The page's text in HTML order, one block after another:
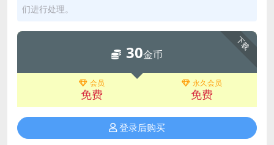
们进行处理。
下载
30金币
会员
免费
永久会员
免费
登录后购买